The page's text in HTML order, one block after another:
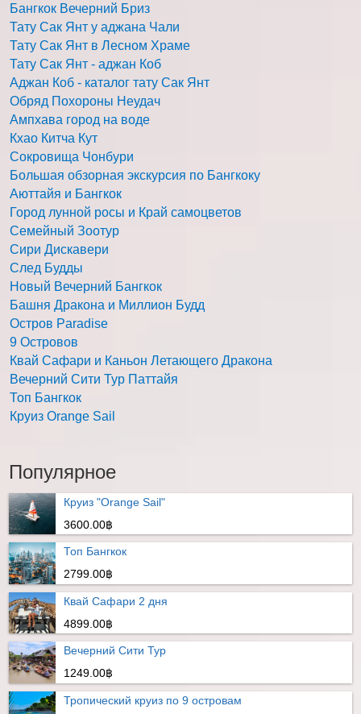
Бангкок Вечерний Бриз
Тату Сак Янт у аджана Чали
Тату Сак Янт в Лесном Храме
Тату Сак Янт - аджан Коб
Аджан Коб - каталог тату Сак Янт
Обряд Похороны Неудач
Ампхава город на воде
Кхао Китча Кут
Сокровища Чонбури
Большая обзорная экскурсия по Бангкоку
Аюттайя и Бангкок
Город лунной росы и Край самоцветов
Семейный Зоотур
Сири Дискавери
След Будды
Новый Вечерний Бангкок
Башня Дракона и Миллион Будд
Остров Paradise
9 Островов
Квай Сафари и Каньон Летающего Дракона
Вечерний Сити Тур Паттайя
Топ Бангкок
Круиз Orange Sail
Популярное
Круиз "Orange Sail"
3600.00฿
Топ Бангкок
2799.00฿
Квай Сафари 2 дня
4899.00฿
Вечерний Сити Тур
1249.00฿
Тропический круиз по 9 островам